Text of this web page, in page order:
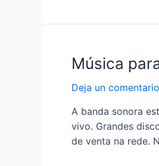
Música
Deja un comentario
A banda sonora
vivo. Grandes
de venta na rede.